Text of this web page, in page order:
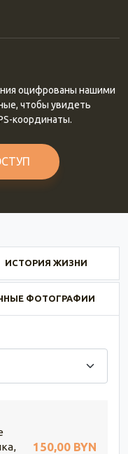
оцифрованы нашими
чтобы увидеть
координаты.
ИСТОРИЯ ЖИЗНИ
ФОТОГРАФИИ
150,00 BYN